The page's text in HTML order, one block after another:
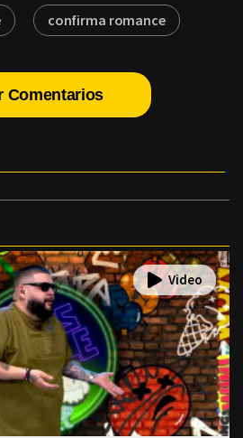
confirma romance
Comentarios